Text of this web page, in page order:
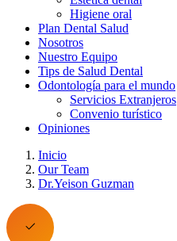
Higiene oral
Plan Dental Salud
Nosotros
Nuestro Equipo
Tips de Salud Dental
Odontología para el mundo
Servicios Extranjeros
Convenio turístico
Opiniones
Inicio
Our Team
Dr.Yeison Guzman